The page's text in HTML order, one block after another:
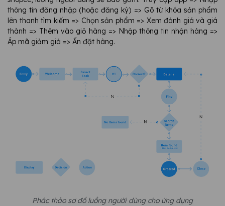
thông tin đăng nhập (hoặc đăng ký) => Gõ từ khóa sản phẩm
lên thanh tìm kiếm => Chọn sản phẩm => Xem đánh giá và giá
thành => Thêm vào giỏ hàng => Nhập thông tin nhận hàng =>
Áp mã giảm giá => Ấn đặt hàng.
Phác thảo sơ đồ luồng người dùng cho ứng dụng